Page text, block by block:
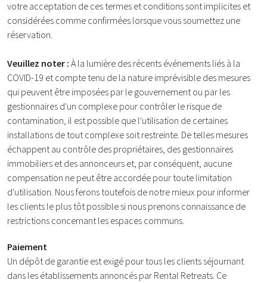
votre acceptation de ces termes et conditions sont implicites et
considérées comme confirmées lorsque vous soumettez une
réservation.
Veuillez noter : À la lumière des récents événements liés à la
COVID-19 et compte tenu de la nature imprévisible des mesures
qui peuvent être imposées par le gouvernement ou par les
gestionnaires d'un complexe pour contrôler le risque de
contamination, il est possible que l'utilisation de certaines
installations de tout complexe soit restreinte. De telles mesures
échappent au contrôle des propriétaires, des gestionnaires
immobiliers et des annonceurs et, par conséquent, aucune
compensation ne peut être accordée pour toute limitation
d'utilisation. Nous ferons toutefois de notre mieux pour informer
les clients le plus tôt possible si nous prenons connaissance de
restrictions concernant les espaces communs.
Paiement
Un dépôt de garantie est exigé pour tous les clients séjournant
dans les établissements annoncés par Rental Retreats. Ce